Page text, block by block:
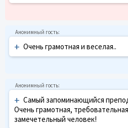
+ Очень грамотная и веселая..
+ Самый запоминающийся
Очень грамотная,
замечетельный человек!